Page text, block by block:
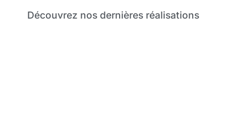
Découvrez nos dernières réalisations